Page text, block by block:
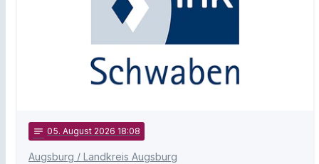
notes 05. August 2026 18:08
Augsburg / Landkreis Augsburg